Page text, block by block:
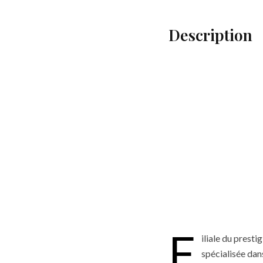
Description
iliale du
spécialisée